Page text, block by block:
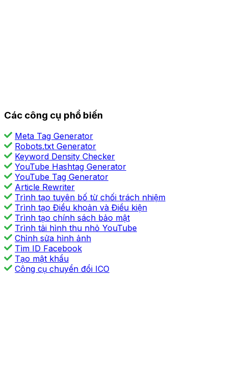
Các công cụ phổ biến
Meta Tag Generator
Robots.txt Generator
Keyword Density Checker
YouTube Hashtag Generator
YouTube Tag Generator
Article Rewriter
Trình tạo tuyên bố từ chối trách nhiệm
Trình tạo Điều khoản và Điều kiện
Trình tạo chính sách bảo mật
Trình tải hình thu nhỏ YouTube
Chỉnh sửa hình ảnh
Tìm ID Facebook
Tạo mật khẩu
Công cụ chuyển đổi ICO